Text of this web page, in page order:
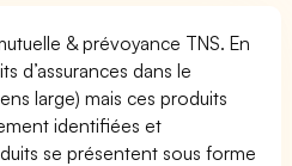
& prévoyance TNS. En
d’assurances dans le
large) mais ces produits
identifiées et
se présentent sous forme